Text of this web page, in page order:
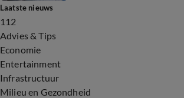
Laatste nieuws
112
Advies & Tips
Economie
Entertainment
Infrastructuur
Milieu en Gezondheid